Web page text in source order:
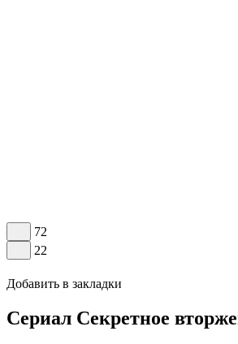
72
22
Добавить в закладки
Сериал Секретное